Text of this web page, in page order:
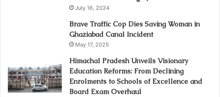
July 16, 2024
Brave Traffic Cop Dies Saving Woman in
Ghaziabad Canal Incident
May 17, 2025
Himachal Pradesh Unveils Visionary
Education Reforms: From Declining
Enrolments to Schools of Excellence and
Board Exam Overhaul